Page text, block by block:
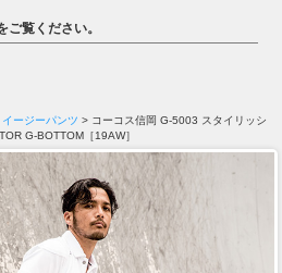
ご覧ください。
イージーパンツ > コーコス信岡 G-5003 スタイリッシ
G-BOTTOM［19AW］